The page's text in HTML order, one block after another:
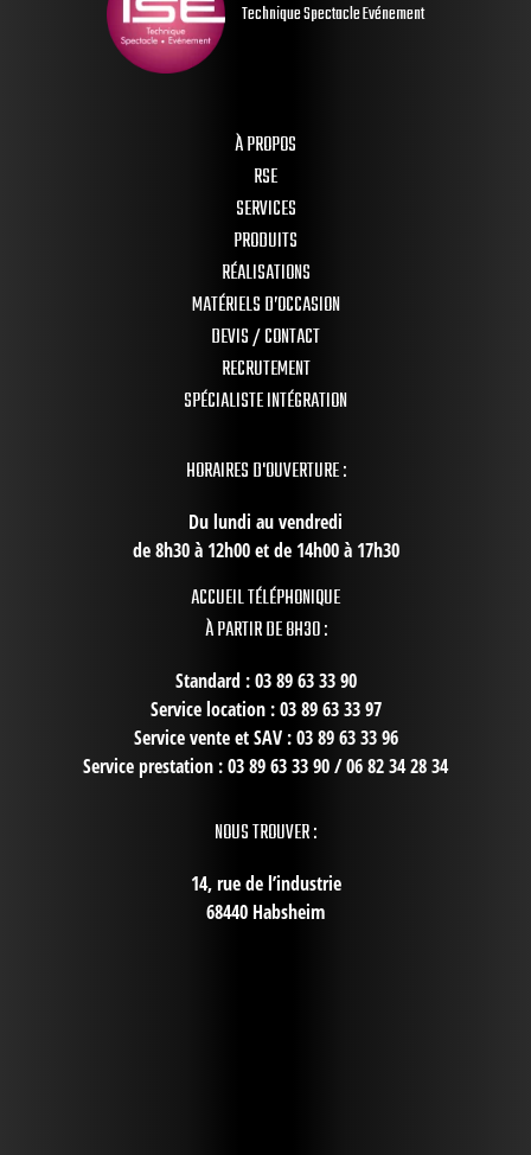
Technique Spectacle Evénement
À PROPOS
RSE
SERVICES
PRODUITS
RÉALISATIONS
MATÉRIELS D’OCCASION
DEVIS / CONTACT
RECRUTEMENT
SPÉCIALISTE INTÉGRATION
HORAIRES D'OUVERTURE :
Du lundi au vendredi
de 8h30 à 12h00 et de 14h00 à 17h30
ACCUEIL TÉLÉPHONIQUE
À PARTIR DE 8H30 :
Standard : 03 89 63 33 90
Service location : 03 89 63 33 97
Service vente et SAV : 03 89 63 33 96
Service prestation : 03 89 63 33 90 / 06 82 34 28 34
NOUS TROUVER :
14, rue de l’industrie
68440 Habsheim